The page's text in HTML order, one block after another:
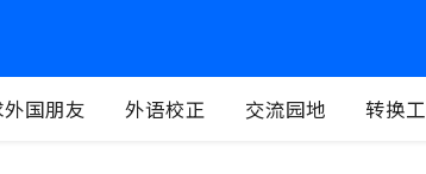
国朋友 外语校正 交流园地 转换